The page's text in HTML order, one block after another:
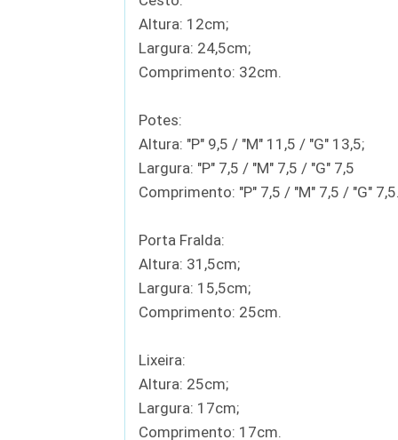
Altura: 12cm;
Largura: 24,5cm;
Comprimento: 32cm.
Potes:
Altura: "P" 9,5 / "M" 11,5 / "G" 13,5;
Largura: "P" 7,5 / "M" 7,5 / "G" 7,5
Comprimento: "P" 7,5 / "M" 7,5 / "G"
Porta Fralda:
Altura: 31,5cm;
Largura: 15,5cm;
Comprimento: 25cm.
Lixeira:
Altura: 25cm;
Largura: 17cm;
Comprimento: 17cm.